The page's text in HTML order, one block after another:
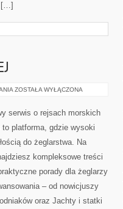
[…]
PODSTAWY
ZOSTAŁA WYŁĄCZONA
serwis o rejsach morskich
platforma, gdzie wysoki
do żeglarstwa. Na
kompleksowe treści
porady dla żeglarzy
– od nowicjuszy
oraz Jachty i statki